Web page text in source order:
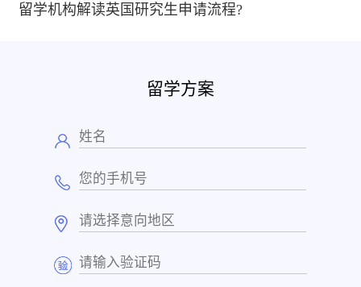
留学机构解读英国研究生申请流程?
留学方案